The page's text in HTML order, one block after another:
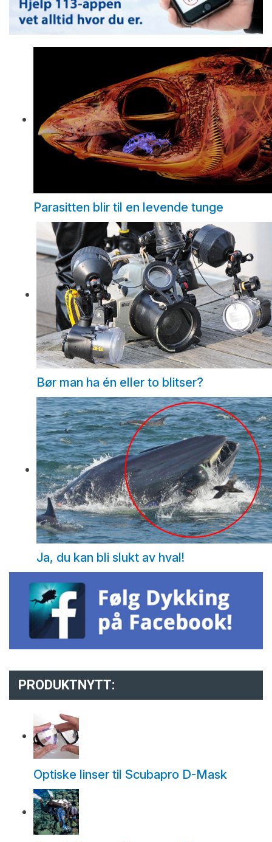
Parasitten blir til en levende tunge
Bør man ha én eller to blitser?
Ja, du kan bli slukt av hval!
PRODUKTNYTT:
Optiske linser til Scubapro D-Mask